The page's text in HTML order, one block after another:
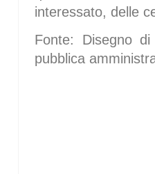
interessato, delle
Fonte: Disegno
pubblica